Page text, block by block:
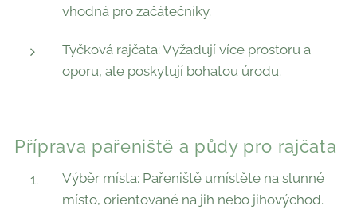
vhodná pro začátečníky.
Tyčková rajčata: Vyžadují více prostoru a
oporu, ale poskytují bohatou úrodu.
Příprava pařeniště a půdy pro rajčata
Výběr místa: Pařeniště umístěte na slunné
místo, orientované na jih nebo jihovýchod.